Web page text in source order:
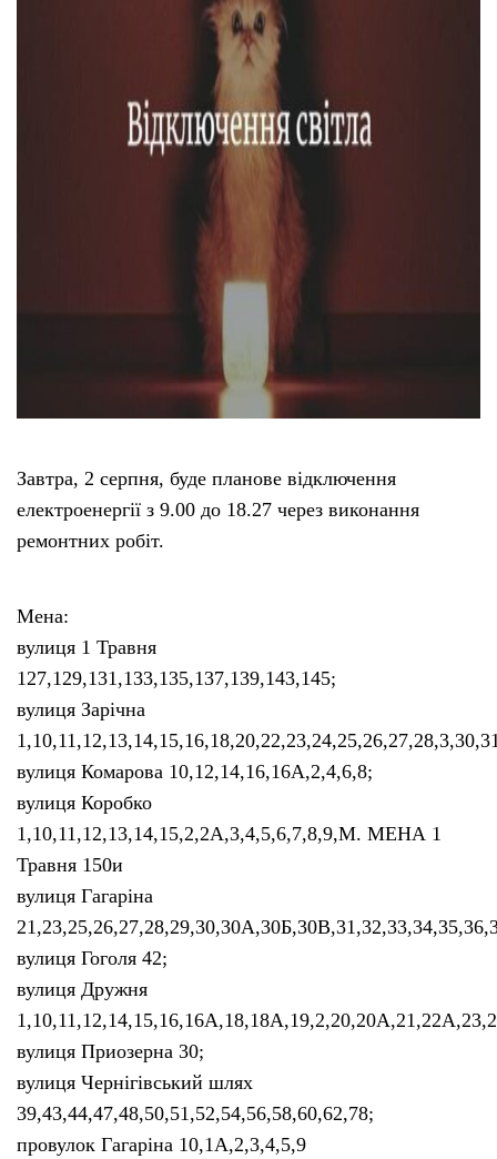
Завтра, 2 серпня, буде планове відключення
електроенергії з 9.00 до 18.27 через виконання
ремонтних робіт.
Мена:
вулиця 1 Травня
127,129,131,133,135,137,139,143,145;
вулиця Зарічна
вулиця Комарова 10,12,14,16,16А,2,4,6,8;
вулиця Коробко
1,10,11,12,13,14,15,2,2А,3,4,5,6,7,8,9,М. МЕНА 1
Травня 150и
вулиця Гагаріна
вулиця Гоголя 42;
вулиця Дружня
вулиця Приозерна 30;
вулиця Чернігівський шлях
39,43,44,47,48,50,51,52,54,56,58,60,62,78;
провулок Гагаріна 10,1А,2,3,4,5,9